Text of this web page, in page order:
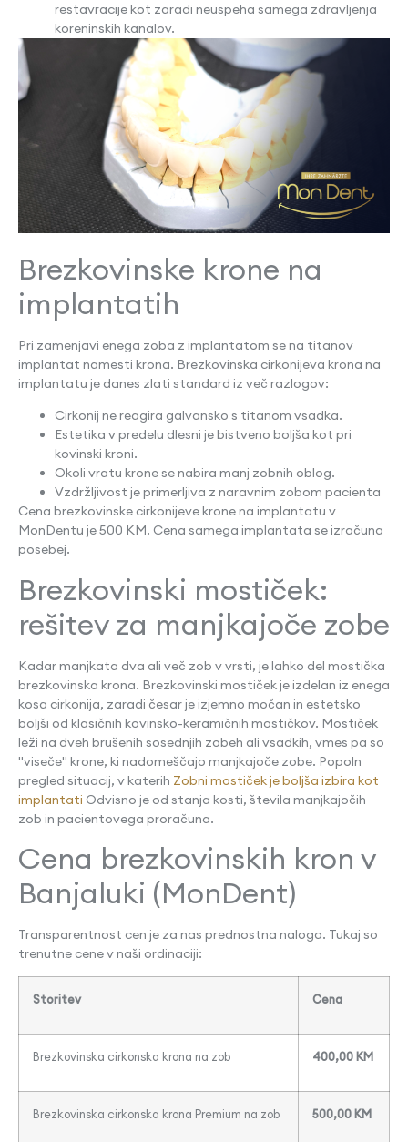
restavracije kot zaradi neuspeha samega zdravljenja
koreninskih kanalov.
Brezkovinske krone na
implantatih
Pri zamenjavi enega zoba z implantatom se na titanov
implantat namesti krona. Brezkovinska cirkonijeva krona na
implantatu je danes zlati standard iz več razlogov:
Cirkonij ne reagira galvansko s titanom vsadka.
Estetika v predelu dlesni je bistveno boljša kot pri
kovinski kroni.
Okoli vratu krone se nabira manj zobnih oblog.
Vzdržljivost je primerljiva z naravnim zobom pacienta
Cena brezkovinske cirkonijeve krone na implantatu v
MonDentu je 500 KM. Cena samega implantata se izračuna
posebej.
Brezkovinski mostiček:
rešitev za manjkajoče zobe
Kadar manjkata dva ali več zob v vrsti, je lahko del mostička
brezkovinska krona. Brezkovinski mostiček je izdelan iz enega
kosa cirkonija, zaradi česar je izjemno močan in estetsko
boljši od klasičnih kovinsko-keramičnih mostičkov. Mostiček
leži na dveh brušenih sosednjih zobeh ali vsadkih, vmes pa so
"viseče" krone, ki nadomeščajo manjkajoče zobe. Popoln
pregled situacij, v katerih Zobni mostiček je boljša izbira kot
implantati Odvisno je od stanja kosti, števila manjkajočih
zob in pacientovega proračuna.
Cena brezkovinskih kron v
Banjaluki (MonDent)
Transparentnost cen je za nas prednostna naloga. Tukaj so
trenutne cene v naši ordinaciji:
Storitev Cena
Brezkovinska cirkonska krona na zob 400,00 KM
Brezkovinska cirkonska krona Premium na zob 500,00 KM